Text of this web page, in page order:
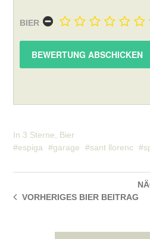
BIER
In 3 Sterne
Bier
espiga
garage sant llorenc
VORHERIGES BIER BEITRAG